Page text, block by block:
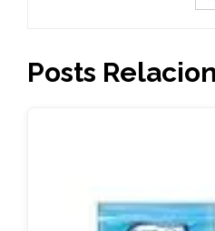
Posts